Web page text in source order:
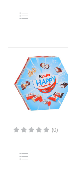
(0)